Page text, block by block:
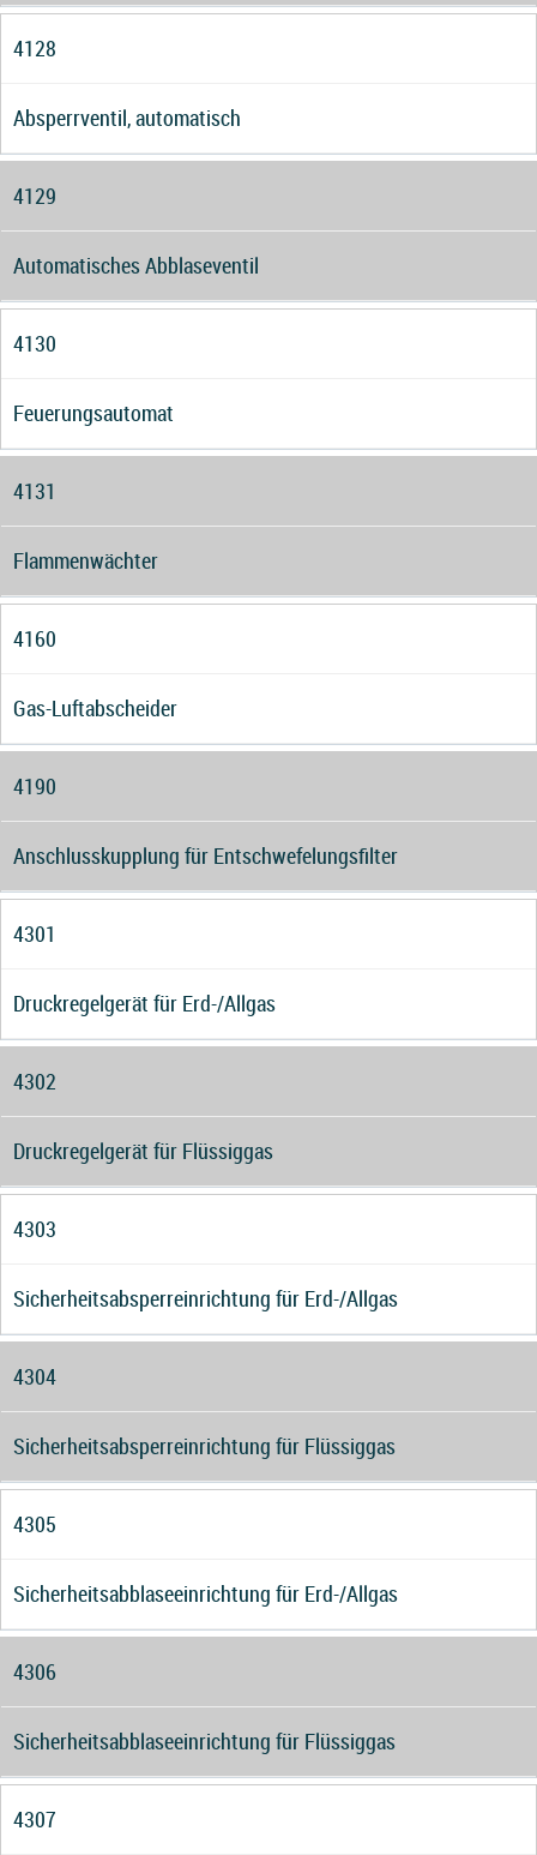
4128
Absperrventil, automatisch
4129
Automatisches Abblaseventil
4130
Feuerungsautomat
4131
Flammenwächter
4160
Gas-Luftabscheider
4190
Anschlusskupplung für Entschwefelungsfilter
4301
Druckregelgerät für Erd-/Allgas
4302
Druckregelgerät für Flüssiggas
4303
Sicherheitsabsperreinrichtung für Erd-/Allgas
4304
Sicherheitsabsperreinrichtung für Flüssiggas
4305
Sicherheitsabblaseeinrichtung für Erd-/Allgas
4306
Sicherheitsabblaseeinrichtung für Flüssiggas
4307